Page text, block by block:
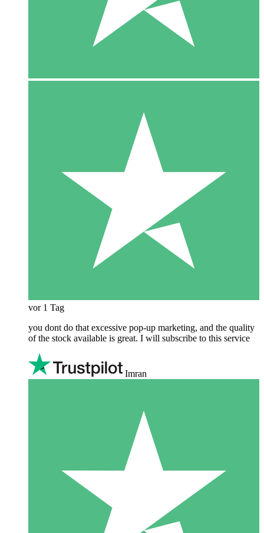
vor 1 Tag
you dont do that excessive pop-up marketing, and the quality
of the stock available is great. I will subscribe to this service
Imran